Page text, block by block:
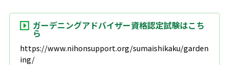
ガーデニングアドバイザー資格認定試験はこち
ら
https://www.nihonsupport.org/sumaishikaku/garden
ing/